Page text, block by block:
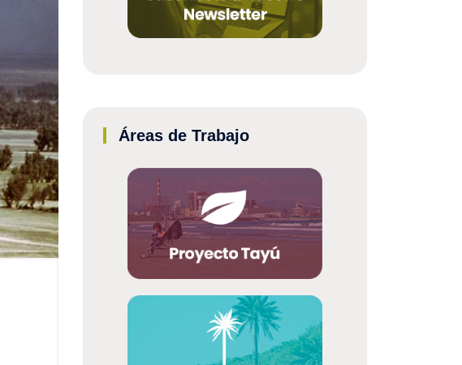
Áreas de Trabajo